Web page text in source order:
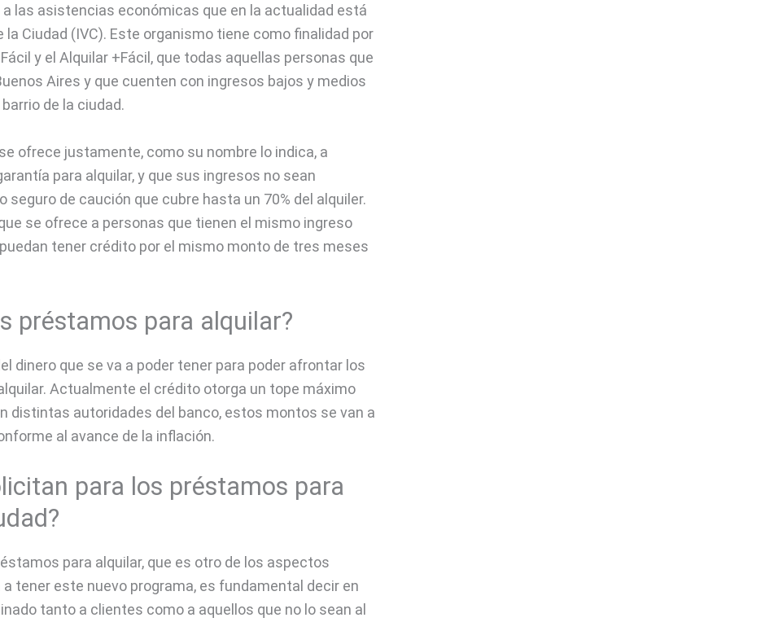
las asistencias económicas que en la actualidad está
Ciudad (IVC). Este organismo tiene como finalidad por
y el Alquilar +Fácil, que todas aquellas personas que
Aires y que cuenten con ingresos bajos y medios
de la ciudad.
ofrece justamente, como su nombre lo indica, a
para alquilar, y que sus ingresos no sean
seguro de caución que cubre hasta un 70% del alquiler.
se ofrece a personas que tienen el mismo ingreso
tener crédito por el mismo monto de tres meses
préstamos para alquilar?
dinero que se va a poder tener para poder afrontar los
Actualmente el crédito otorga un tope máximo
distintas autoridades del banco, estos montos se van a
al avance de la inflación.
para los préstamos para
para alquilar, que es otro de los aspectos
tener este nuevo programa, es fundamental decir en
tanto a clientes como a aquellos que no lo sean al